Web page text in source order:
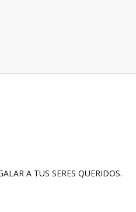
A TUS SERES QUERIDOS.